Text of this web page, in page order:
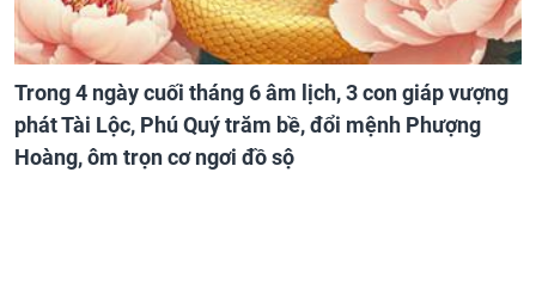
Trong 4 ngày cuối tháng 6 âm lịch, 3 con giáp vượng
phát Tài Lộc, Phú Quý trăm bề, đổi mệnh Phượng
Hoàng, ôm trọn cơ ngơi đồ sộ